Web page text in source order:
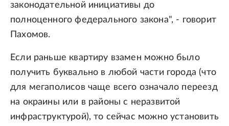
законодательной инициативы до
полноценного федерального закона", - говорит
Пахомов.
Если раньше квартиру взамен можно было
получить буквально в любой части города (что
для мегаполисов чаще всего означало переезд
на окраины или в районы с неразвитой
инфраструктурой), то сейчас можно установить